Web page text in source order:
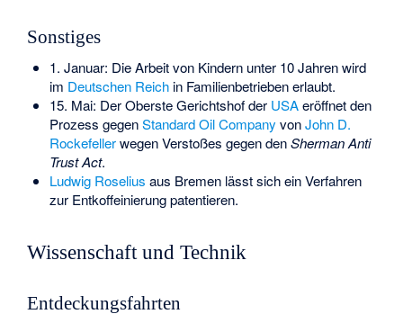
Sonstiges
1. Januar: Die Arbeit von Kindern unter 10 Jahren wird
im Deutschen Reichin Familienbetrieben erlaubt.
15. Mai: Der Oberste Gerichtshof der USAeröffnet den
Prozess gegenStandard Oil Company vonJohn D.
Rockefellerwegen Verstoßes gegen denSherman Anti
Trust Act.
Ludwig Roselius aus Bremen lässt sich ein Verfahren
zur Entkoffeinierung patentieren.
Wissenschaft und Technik
Entdeckungsfahrten